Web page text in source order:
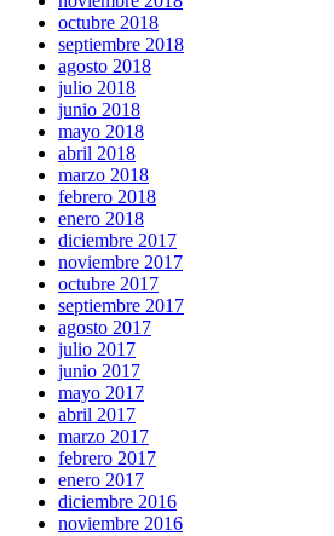
octubre 2018
septiembre 2018
agosto 2018
julio 2018
junio 2018
mayo 2018
abril 2018
marzo 2018
febrero 2018
enero 2018
diciembre 2017
noviembre 2017
octubre 2017
septiembre 2017
agosto 2017
julio 2017
junio 2017
mayo 2017
abril 2017
marzo 2017
febrero 2017
enero 2017
diciembre 2016
noviembre 2016